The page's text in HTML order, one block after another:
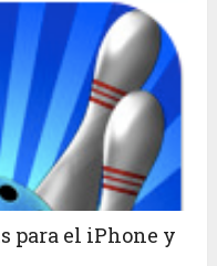
para el iPhone y